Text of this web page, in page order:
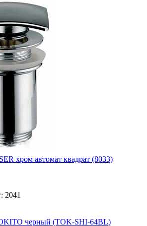
хром автомат квадрат (8033)
2041